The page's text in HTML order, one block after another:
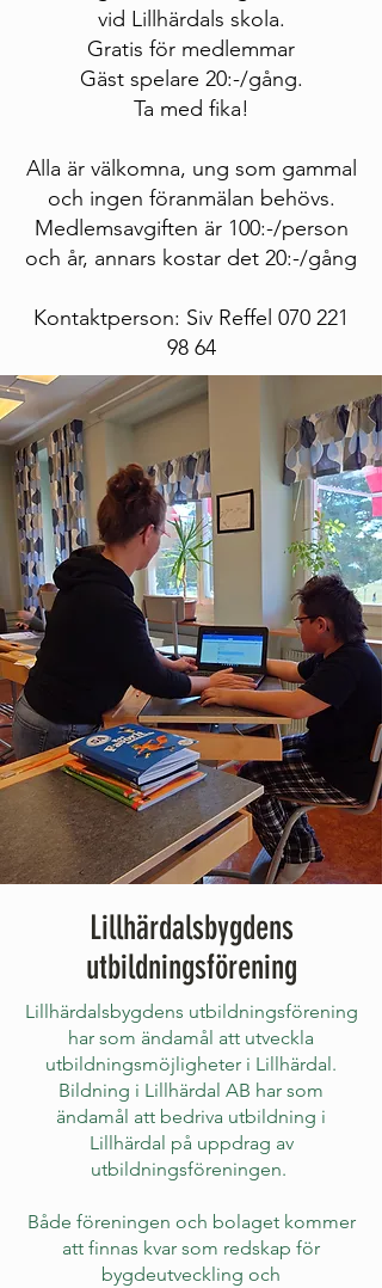
vid Lillhärdals skola.
Gratis för medlemmar
Gäst spelare 20:-/gång.
Ta med fika!
Alla är välkomna, ung som gammal
och ingen föranmälan behövs.
Medlemsavgiften är 100:-/person
och år, annars kostar det 20:-/gång
Kontaktperson: Siv Reffel 070 221
98 64
Lillhärdalsbygdens
utbildningsförening
Lillhärdalsbygdens utbildningsförening
har som ändamål att utveckla
utbildningsmöjligheter i Lillhärdal.
Bildning i Lillhärdal AB har som
ändamål att bedriva utbildning i
Lillhärdal på uppdrag av
utbildningsföreningen.
Både föreningen och bolaget kommer
att finnas kvar som redskap för
bygdeutveckling och